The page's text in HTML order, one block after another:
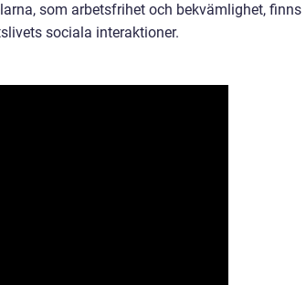
som arbetsfrihet och bekvämlighet, finns
sociala interaktioner.